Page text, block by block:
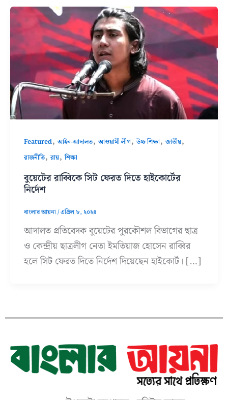
Featured,আইন-আদালত,আওয়ামী লীগ,উচ্চ শিক্ষা,জাতীয়,
রাজনীতি,রায়,শিক্ষা
বুয়েটের রাব্বিকে সিট ফেরত দিতে হাইকোর্টের
নির্দেশ
বাংলার আয়না/এপ্রিল ৮, ২০২৪
আদালত প্রতিবেদক বুয়েটের পুরকৌশল বিভাগের ছাত্র
ও কেন্দ্রীয় ছাত্রলীগ নেতা ইমতিয়াজ হোসেন রাব্বির
হলে সিট ফেরত দিতে নির্দেশ দিয়েছেন হাইকোর্ট। […]